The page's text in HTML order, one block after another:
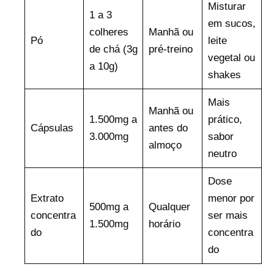
Pó
1 a 3
colheres
de chá (3g
a 10g)
Manhã ou
pré-treino
Misturar
em sucos,
leite
vegetal ou
shakes
Cápsulas
1.500mg a
3.000mg
Manhã ou
antes do
almoço
Mais
prático,
sabor
neutro
Extrato
concentra
do
500mg a
1.500mg
Qualquer
horário
Dose
menor por
ser mais
concentra
do